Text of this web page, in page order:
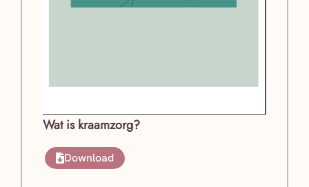
Wat is kraamzorg?
Download